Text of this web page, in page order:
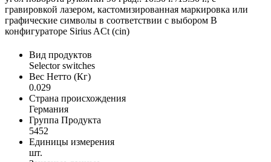
гравировкой лазером, кастомизированная маркировка или
графические символы в соответствии с выбором В
конфигураторе Sirius ACt (cin)
Вид продуктов
Selector switches
Вес Нетто (Кг)
0.029
Страна происхождения
Германия
Группа Продукта
5452
Единицы измерения
шт.